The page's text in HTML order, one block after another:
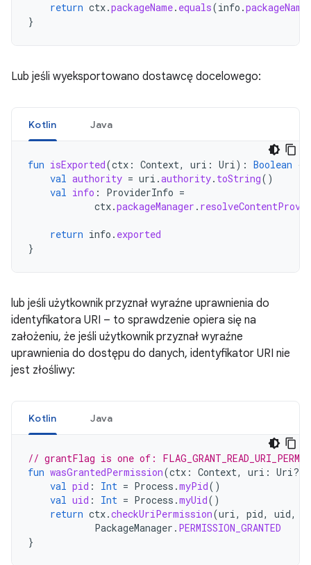
return ctx.packageName. equals(info .packageName
}
Lub jeśli wyeksportowano dostawcę docelowego:
Kotlin Java
fun isExported(ctx : Context, uri : Uri): Boolean {
val authority = uri .authority. toString()
val info : ProviderInfo =
ctx.packageManager .
return info . exported
}
lub jeśli użytkownik przyznał wyraźne uprawnienia do
identyfikatora URI – to sprawdzenie opiera się na
założeniu, że jeśli użytkownik przyznał wyraźne
uprawnienia do dostępu do danych, identyfikator URI nie
jest złośliwy:
Kotlin Java
// grantFlag is one of:
fun wasGrantedPermission(ctx : Context, uri : Uri?,
val pid : Int = Process .myPid()
val uid : Int = Process .myUid()
return ctx.checkUriPermission(uri, pid, uid,
PackageManager . PERMISSION_GRANTED
}